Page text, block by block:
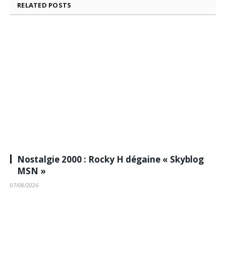
RELATED POSTS
Nostalgie 2000 : Rocky H dégaine « Skyblog
MSN »
07/08/2026